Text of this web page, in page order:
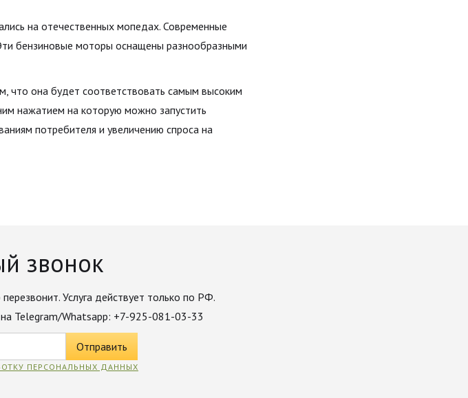
на отечественных мопедах. Современные
бензиновые моторы оснащены разнообразными
что она будет соответствовать самым высоким
нажатием на которую можно запустить
потребителя и увеличению спроса на
звонок
Услуга действует только по РФ.
Telegram/Whatsapp: +7-925-081-03-33
ПЕРСОНАЛЬНЫХ ДАННЫХ